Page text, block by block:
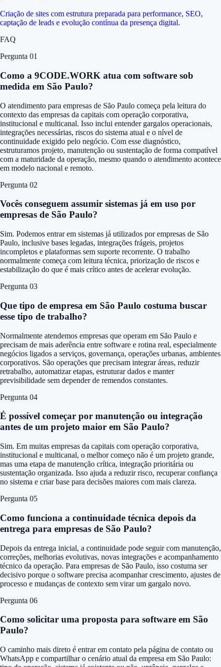
Criação de sites com estrutura preparada para performance, SEO,
captação de leads e evolução contínua da presença digital.
FAQ
Pergunta 01
Como a 9CODE.WORK atua com software sob
medida em São Paulo?
O atendimento para empresas de São Paulo começa pela leitura do
contexto das empresas da capitais com operação corporativa,
institucional e multicanal. Isso inclui entender gargalos operacionais,
integrações necessárias, riscos do sistema atual e o nível de
continuidade exigido pelo negócio. Com esse diagnóstico,
estruturamos projeto, manutenção ou sustentação de forma compatível
com a maturidade da operação, mesmo quando o atendimento acontece
em modelo nacional e remoto.
Pergunta 02
Vocês conseguem assumir sistemas já em uso por
empresas de São Paulo?
Sim. Podemos entrar em sistemas já utilizados por empresas de São
Paulo, inclusive bases legadas, integrações frágeis, projetos
incompletos e plataformas sem suporte recorrente. O trabalho
normalmente começa com leitura técnica, priorização de riscos e
estabilização do que é mais crítico antes de acelerar evolução.
Pergunta 03
Que tipo de empresa em São Paulo costuma buscar
esse tipo de trabalho?
Normalmente atendemos empresas que operam em São Paulo e
precisam de mais aderência entre software e rotina real, especialmente
negócios ligados a serviços, governança, operações urbanas, ambientes
corporativos. São operações que precisam integrar áreas, reduzir
retrabalho, automatizar etapas, estruturar dados e manter
previsibilidade sem depender de remendos constantes.
Pergunta 04
É possível começar por manutenção ou integração
antes de um projeto maior em São Paulo?
Sim. Em muitas empresas da capitais com operação corporativa,
institucional e multicanal, o melhor começo não é um projeto grande,
mas uma etapa de manutenção crítica, integração prioritária ou
sustentação organizada. Isso ajuda a reduzir risco, recuperar confiança
no sistema e criar base para decisões maiores com mais clareza.
Pergunta 05
Como funciona a continuidade técnica depois da
entrega para empresas de São Paulo?
Depois da entrega inicial, a continuidade pode seguir com manutenção,
correções, melhorias evolutivas, novas integrações e acompanhamento
técnico da operação. Para empresas de São Paulo, isso costuma ser
decisivo porque o software precisa acompanhar crescimento, ajustes de
processo e mudanças de contexto sem virar um gargalo novo.
Pergunta 06
Como solicitar uma proposta para software em São
Paulo?
O caminho mais direto é entrar em contato pela página de contato ou
WhatsApp e compartilhar o cenário atual da empresa em São Paulo: